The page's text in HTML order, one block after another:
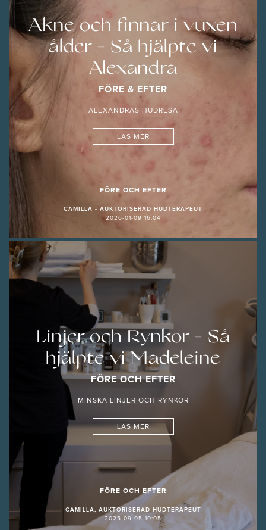
Akne och finnar i vuxen
ålder - Så hjälpte vi
Alexandra
FÖRE & EFTER
ALEXANDRAS HUDRESA
LÄS MER
FÖRE OCH EFTER
CAMILLA - AUKTORISERAD HUDTERAPEUT
2026-01-09 16:04
Linjer och Rynkor - Så
hjälpte vi Madeleine
FÖRE OCH EFTER
MINSKA LINJER OCH RYNKOR
LÄS MER
FÖRE OCH EFTER
CAMILLA, AUKTORISERAD HUDTERAPEUT
2025-09-05 10:05